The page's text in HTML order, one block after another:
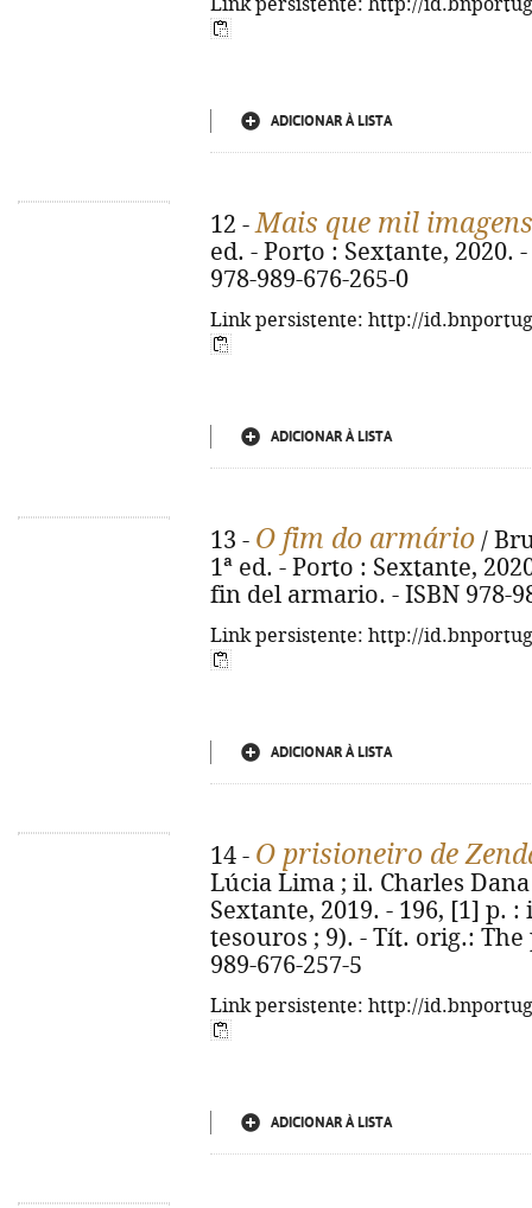
Link persistente: http://
ADICIONAR À LISTA
12 -Mais que mil imagens
ed. - Porto : Sextante, 2020.
978-989-676-265-0
Link persistente: http://
ADICIONAR À LISTA
13 - O fim do armário /
1ª ed. - Porto : Sextante,
fin del armario. - ISBN 978-
Link persistente: http://
ADICIONAR À LISTA
14 - O prisioneiro de
Lúcia Lima ; il. Charles
Sextante, 2019. - 196, [1] p.
tesouros ; 9). - Tít. orig.:
989-676-257-5
Link persistente: http://
ADICIONAR À LISTA